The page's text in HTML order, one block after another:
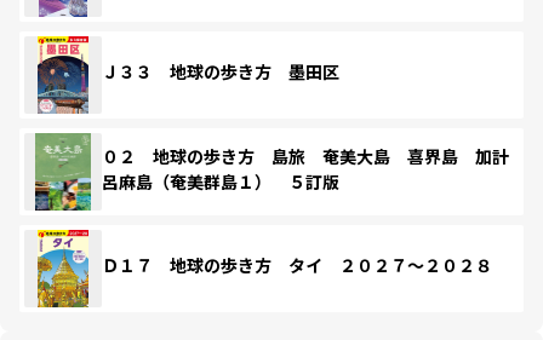
Ｊ３３ 地球の歩き方 墨田区
０２ 地球の歩き方 島旅 奄美大島 喜界島 加計
呂麻島（奄美群島１） ５訂版
Ｄ１７ 地球の歩き方 タイ ２０２７～２０２８